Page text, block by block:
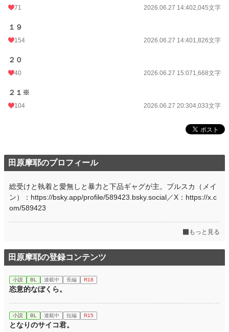
71 2026.06.27 14:402,045文字
１９
154 2026.06.27 14:401,826文字
２０
40 2026.06.27 15:071,668文字
２１※
104 2026.06.27 20:304,033文字
田原摩耶のプロフィール
総受けと執着と愛無しと暴力と下品ギャグが主。ブルスカ（メイ
ン）：https://bsky.app/profile/589423.bsky.social／X：https://x.c
om/589423
もっと見る
田原摩耶の登録コンテンツ
小説 BL 連載中 長編 R18
恣意的なぼくら。
小説 BL 連載中 短編 R15
となりのサイコ君。